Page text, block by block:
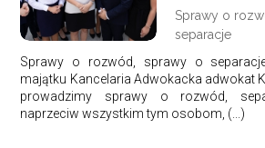
Sprawy o
separacje
Sprawy o rozwód, sprawy o
majątku Kancelaria Adwokacka adwokat
prowadzimy sprawy o rozwód,
naprzeciw wszystkim tym osobom, (...)